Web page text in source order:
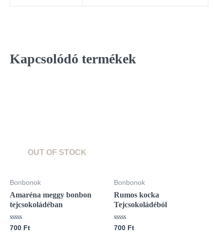
Kapcsolódó termékek
OUT OF STOCK
Bonbonok
Amaréna meggy bonbon
tejcsokoládéban
Értékelés:
700 Ft
Bonbonok
Rumos kocka
Tejcsokoládéból
Értékelés:
700 Ft